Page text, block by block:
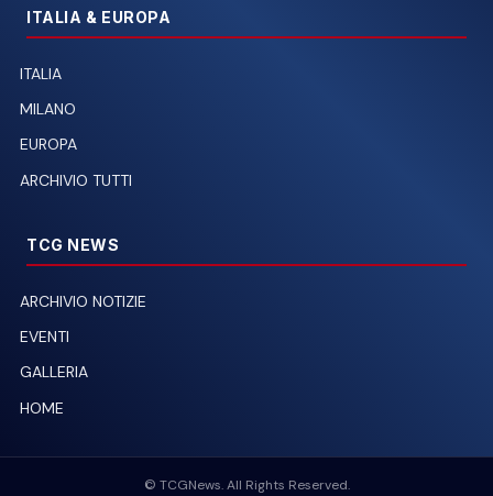
ITALIA & EUROPA
ITALIA
MILANO
EUROPA
ARCHIVIO TUTTI
TCG NEWS
ARCHIVIO NOTIZIE
EVENTI
GALLERIA
HOME
© TCGNews. All Rights Reserved.